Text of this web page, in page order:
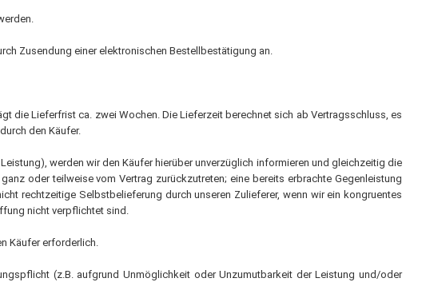
Zusendung einer elektronischen Bestellbestätigung an.
die Lieferfrist ca. zwei Wochen. Die Lieferzeit berechnet sich ab Vertragsschluss, es
den Käufer.
werden wir den Käufer hierüber unverzüglich informieren und gleichzeitig die
oder teilweise vom Vertrag zurückzutreten; eine bereits erbrachte Gegenleistung
rechtzeitige Selbstbelieferung durch unseren Zulieferer, wenn wir ein kongruentes
nicht verpflichtet sind.
Käufer erforderlich.
(z.B. aufgrund Unmöglichkeit oder Unzumutbarkeit der Leistung und/oder